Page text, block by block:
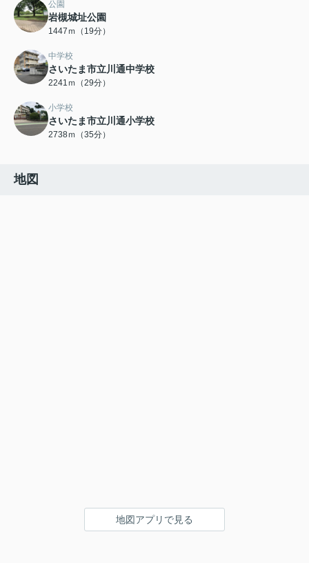
公園
岩槻城址公園
1447ｍ（19分）
中学校
さいたま市立川通中学校
2241ｍ（29分）
小学校
さいたま市立川通小学校
2738ｍ（35分）
地図
地図アプリで見る